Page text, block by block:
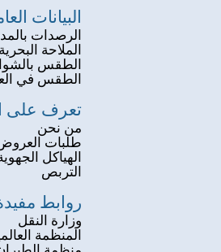
البيانات
الرصدات
الملاحة البحرية
الطقس
الطقس في
تعرف على
من نحن
طلبات
الهياكل
التربص
روابط
وزارة النقل
المنظمة